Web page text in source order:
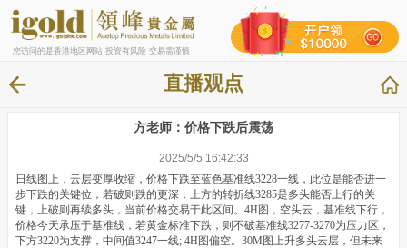
您访问的是香港地区网站 投资有风险 交易需谨慎
直播观点
方老师：价格下跌后震荡
2025/5/5 16:42:33
日线图上，云层变厚收缩，价格下跌至蓝色基准线3228一线，此位是能否进一
步下跌的关键位，若破则跌的更深；上方的转折线3285是多头能否上行的关
键，上破则再续多头，当前价格交易于此区间。4H图，空头云，基准线下行，
价格今天承压于基准线，若黄金标准下跌，则不破基准线3277-3270为压力区，
下方3220为支撑，中间值3247一线; 4H图偏空。30M图上升多头云层，但未来